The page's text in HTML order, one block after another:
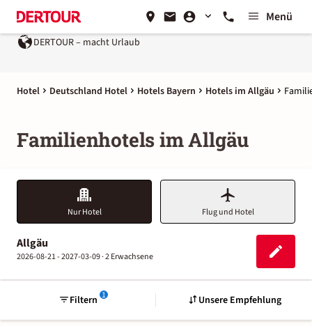
Menü
DERTOUR – macht Urlaub
Hotel Deutschland Hotel Hotels Bayern Hotels im Allgäu
Familienhotels im Allgäu
Nur Hotel Flug und Hotel
Allgäu
2026-08-21 - 2027-03-09 ·2 Erwachsene
1
Filtern Unsere Empfehlung